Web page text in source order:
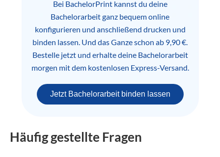
Bei BachelorPrint kannst du deine
Bachelorarbeit ganz bequem online
konfigurieren und anschließend drucken und
binden lassen. Und das Ganze schon ab 9,90 €.
Bestelle jetzt und erhalte deine Bachelorarbeit
morgen mit dem kostenlosen Express-Versand.
Jetzt Bachelorarbeit binden lassen
Häufig gestellte Fragen